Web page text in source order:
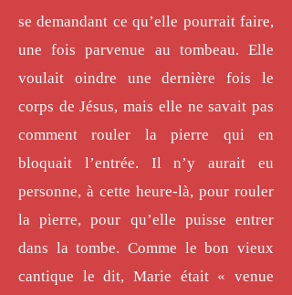
se demandant ce qu’elle pourrait faire,
une fois parvenue au tombeau. Elle
voulait oindre une dernière fois le
corps de Jésus, mais elle ne savait pas
comment rouler la pierre qui en
bloquait l’entrée. Il n’y aurait eu
personne, à cette heure-là, pour rouler
la pierre, pour qu’elle puisse entrer
dans la tombe. Comme le bon vieux
cantique le dit, Marie était « venue